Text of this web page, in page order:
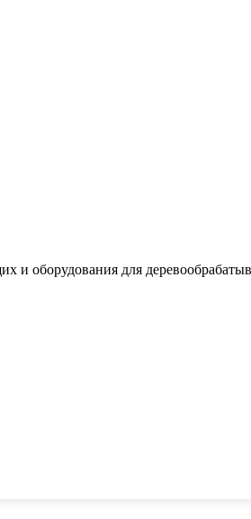
и оборудования для